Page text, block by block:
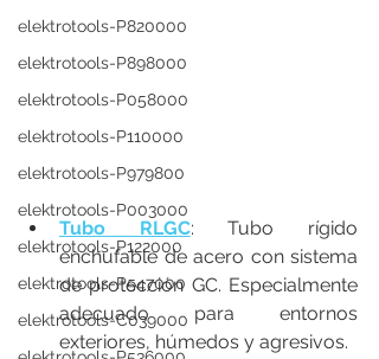
elektrotools-P820000
elektrotools-P898000
elektrotools-P058000
elektrotools-P110000
elektrotools-P979800
elektrotools-P003000
elektrotools-P122000
elektrotools-P547000
elektrotools-C039000
Tubo RLGC: Tubo rígido
enchufable de acero con sistema
de protección GC. Especialmente
adecuado para entornos
exteriores, húmedos y agresivos.